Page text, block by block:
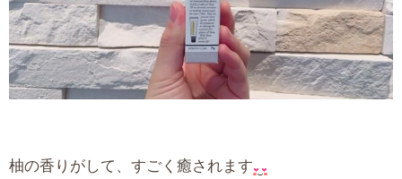
柚の香りがして、すごく癒されます